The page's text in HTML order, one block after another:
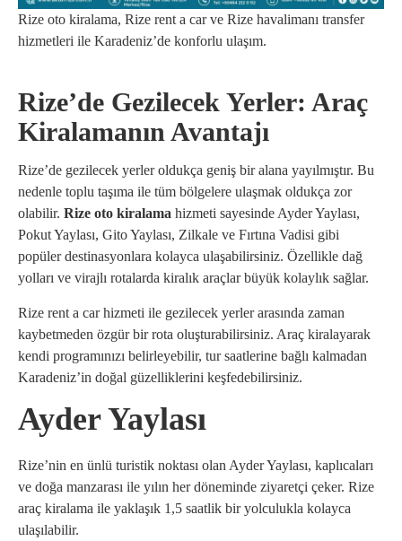
Rize oto kiralama, Rize rent a car ve Rize havalimanı transfer
hizmetleri ile Karadeniz’de konforlu ulaşım.
Rize’de Gezilecek Yerler: Araç
Kiralamanın Avantajı
Rize’de gezilecek yerler oldukça geniş bir alana yayılmıştır. Bu
nedenle toplu taşıma ile tüm bölgelere ulaşmak oldukça zor
olabilir. Rize oto kiralama hizmeti sayesinde Ayder Yaylası,
Pokut Yaylası, Gito Yaylası, Zilkale ve Fırtına Vadisi gibi
popüler destinasyonlara kolayca ulaşabilirsiniz. Özellikle dağ
yolları ve virajlı rotalarda kiralık araçlar büyük kolaylık sağlar.
Rize rent a car hizmeti ile gezilecek yerler arasında zaman
kaybetmeden özgür bir rota oluşturabilirsiniz. Araç kiralayarak
kendi programınızı belirleyebilir, tur saatlerine bağlı kalmadan
Karadeniz’in doğal güzelliklerini keşfedebilirsiniz.
Ayder Yaylası
Rize’nin en ünlü turistik noktası olan Ayder Yaylası, kaplıcaları
ve doğa manzarası ile yılın her döneminde ziyaretçi çeker. Rize
araç kiralama ile yaklaşık 1,5 saatlik bir yolculukla kolayca
ulaşılabilir.